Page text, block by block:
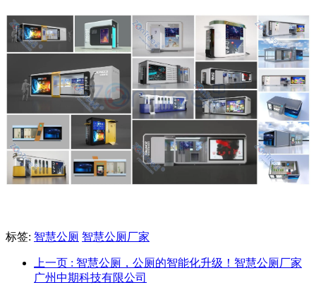
标签: 智慧公厕 智慧公厕厂家
上一页 : 智慧公厕，公厕的智能化升级！智慧公厕厂家
广州中期科技有限公司